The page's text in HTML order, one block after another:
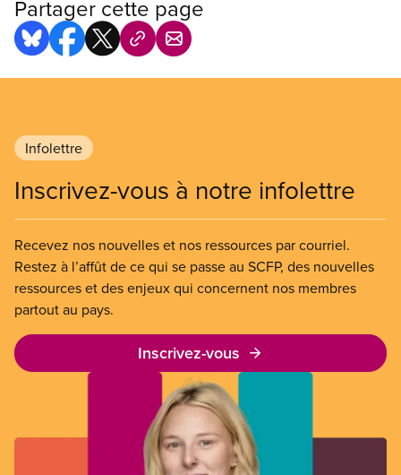
Partager cette page
Infolettre
Inscrivez-vous à notre infolettre
Recevez nos nouvelles et nos ressources par courriel.
Restez à l’affût de ce qui se passe au SCFP, des nouvelles
ressources et des enjeux qui concernent nos membres
partout au pays.
Inscrivez-vous